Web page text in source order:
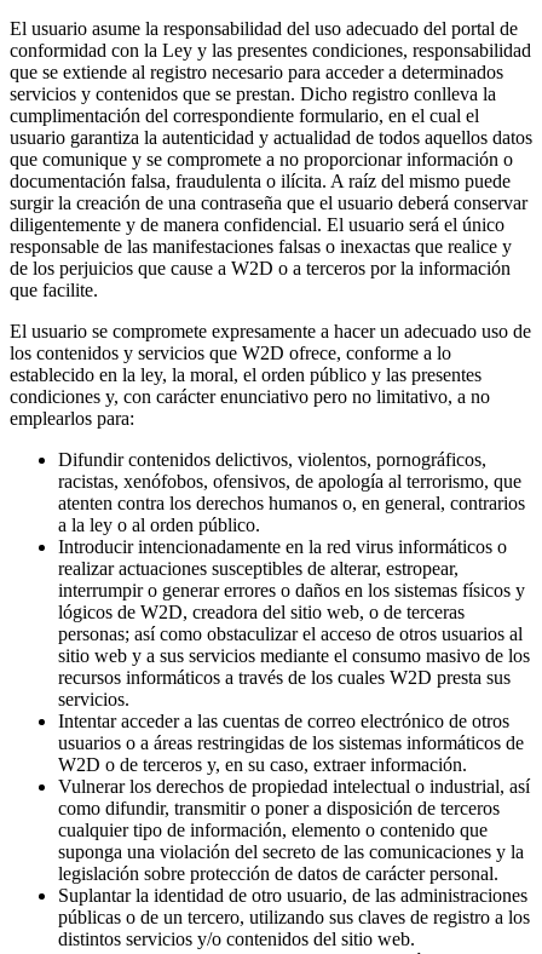
El usuario asume la responsabilidad del uso adecuado del portal de
conformidad con la Ley y las presentes condiciones, responsabilidad
que se extiende al registro necesario para acceder a determinados
servicios y contenidos que se prestan. Dicho registro conlleva la
cumplimentación del correspondiente formulario, en el cual el
usuario garantiza la autenticidad y actualidad de todos aquellos datos
que comunique y se compromete a no proporcionar información o
documentación falsa, fraudulenta o ilícita. A raíz del mismo puede
surgir la creación de una contraseña que el usuario deberá conservar
diligentemente y de manera confidencial. El usuario será el único
responsable de las manifestaciones falsas o inexactas que realice y
de los perjuicios que cause a W2D o a terceros por la información
que facilite.
El usuario se compromete expresamente a hacer un adecuado uso de
los contenidos y servicios que W2D ofrece, conforme a lo
establecido en la ley, la moral, el orden público y las presentes
condiciones y, con carácter enunciativo pero no limitativo, a no
emplearlos para:
Difundir contenidos delictivos, violentos, pornográficos,
racistas, xenófobos, ofensivos, de apología al terrorismo, que
atenten contra los derechos humanos o, en general, contrarios
a la ley o al orden público.
Introducir intencionadamente en la red virus informáticos o
realizar actuaciones susceptibles de alterar, estropear,
interrumpir o generar errores o daños en los sistemas físicos y
lógicos de W2D, creadora del sitio web, o de terceras
personas; así como obstaculizar el acceso de otros usuarios al
sitio web y a sus servicios mediante el consumo masivo de los
recursos informáticos a través de los cuales W2D presta sus
servicios.
Intentar acceder a las cuentas de correo electrónico de otros
usuarios o a áreas restringidas de los sistemas informáticos de
W2D o de terceros y, en su caso, extraer información.
Vulnerar los derechos de propiedad intelectual o industrial, así
como difundir, transmitir o poner a disposición de terceros
cualquier tipo de información, elemento o contenido que
suponga una violación del secreto de las comunicaciones y la
legislación sobre protección de datos de carácter personal.
Suplantar la identidad de otro usuario, de las administraciones
públicas o de un tercero, utilizando sus claves de registro a los
distintos servicios y/o contenidos del sitio web.